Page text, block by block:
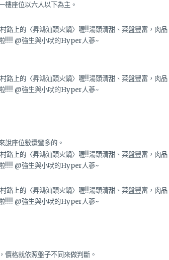
樓座位以六人以下為主。
說座位數還蠻多的。
價格就依照盤子不同來做判斷。